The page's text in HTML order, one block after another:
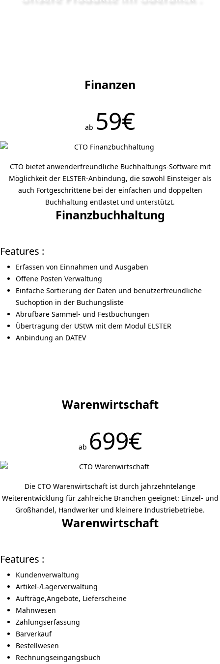
Finanzen
ab 59€
CTO bietet anwenderfreundliche Buchhaltungs-Software mit
Möglichkeit der ELSTER-Anbindung, die sowohl Einsteiger als
auch Fortgeschrittene bei der einfachen und doppelten
Buchhaltung entlastet und unterstützt.
Finanzbuchhaltung
Features :
Erfassen von Einnahmen und Ausgaben
Offene Posten Verwaltung
Einfache Sortierung der Daten und benutzerfreundliche
Suchoption in der Buchungsliste
Abrufbare Sammel- und Festbuchungen
Übertragung der UStVA mit dem Modul ELSTER
Anbindung an DATEV
Warenwirtschaft
ab 699€
Die CTO Warenwirtschaft ist durch jahrzehntelange
Weiterentwicklung für zahlreiche Branchen geeignet: Einzel- und
Großhandel, Handwerker und kleinere Industriebetriebe.
Warenwirtschaft
Features :
Kundenverwaltung
Artikel-/Lagerverwaltung
Aufträge,Angebote, Lieferscheine
Mahnwesen
Zahlungserfassung
Barverkauf
Bestellwesen
Rechnungseingangsbuch